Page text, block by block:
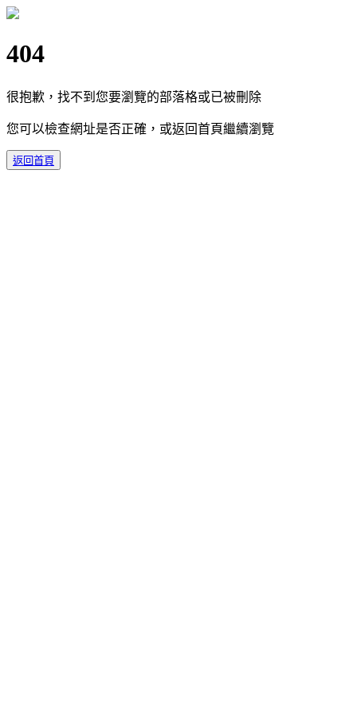
404
很抱歉，找不到您要瀏覽的部落格或已被刪除
您可以檢查網址是否正確，或返回首頁繼續瀏覽
返回首頁